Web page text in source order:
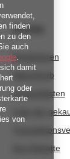
Konto
Registrieren
Warenkorb
Einkaufslisten
Liste der
Ihre Rabatte
finden
zu den
auch
.
damit
oder
von